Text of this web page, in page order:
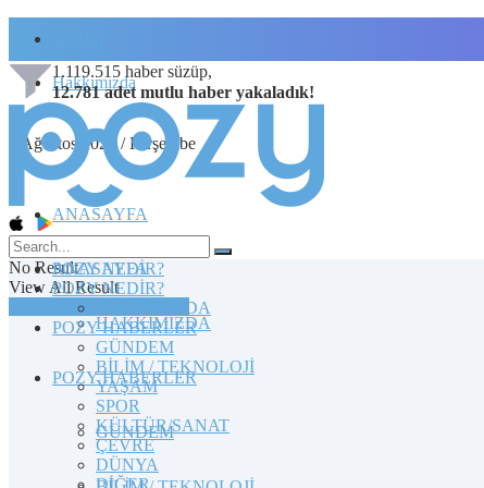
Hakkımızda
6 Ağustos 2026 / Perşembe
1.119.515 haber süzüp,
12.781 adet mutlu haber yakaladık!
No Result
View All Result
TOPLULUĞA KATILIN
ANASAYFA
POZY NEDİR?
HAKKIMIZDA
POZY HABERLER
GÜNDEM
ANASAYFA
POZY NEDİR?
HAKKIMIZDA
POZY HABERLER
GÜNDEM
BİLİM / TEKNOLOJİ
YAŞAM
SPOR
KÜLTÜR/SANAT
ÇEVRE
DÜNYA
DİĞER